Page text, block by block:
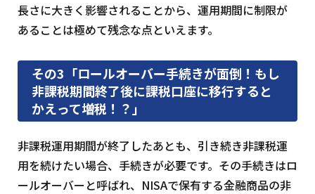
長さに大きく影響されることから、運用期間に制限が
あることは極めて残念な点といえます。
その3「ロールオーバー手続きが面倒！もし
非課税期間終了後に課税口座に移行すると
かえって増税！？」
非課税運用期間が終了したあとも、引き続き非課税運
用を続けたい場合、手続きが必要です。その手続きはロ
ールオーバーと呼ばれ、NISAで保有する金融商品の非